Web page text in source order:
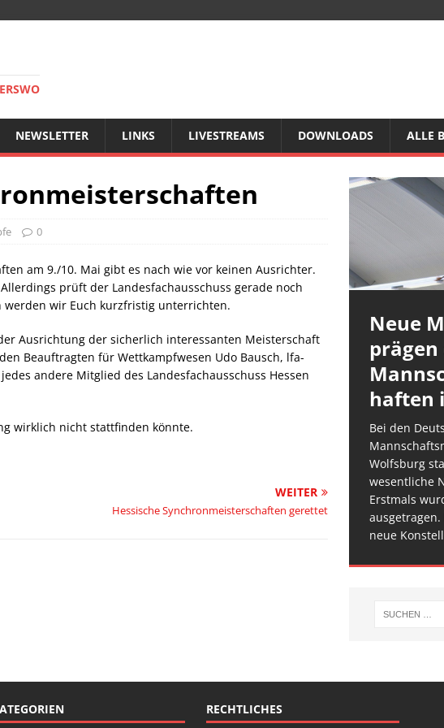
NEWSLETTER LINKS LIVESTREAMS DOWNLOADS ALLE
0
am 9./10. Mai gibt es nach wie vor keinen Ausrichter.
prüft der Landesfachausschuss gerade noch
werden wir Euch kurzfristig unterrichten.
Ausrichtung der sicherlich interessanten Meisterschaft
Beauftragten für Wettkampfwesen Udo Bausch, lfa-
andere Mitglied des Landesfachausschuss Hessen
wirklich nicht stattfinden könnte.
WEITER
Hessische Synchronmeisterschaften gerettet
Neue
prägen
haften
Bei den
Wolfsburg
wesentliche
Erstmals
neue
RECHTLICHES